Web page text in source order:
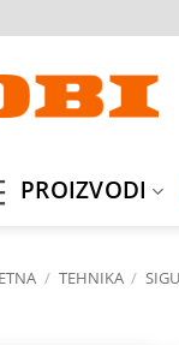
PROIZVODI
/ TEHNIKA /